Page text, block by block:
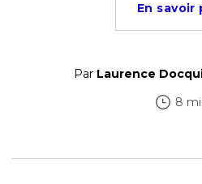
En savoir
Par Laurence
8